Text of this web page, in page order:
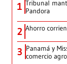
1 Tribunal
Pandora
2 Ahorro
3 Panamá y
comercio